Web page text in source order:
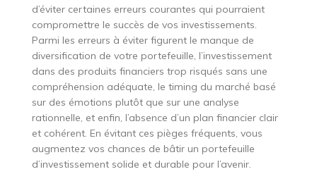
d’éviter certaines erreurs courantes qui pourraient
compromettre le succès de vos investissements.
Parmi les erreurs à éviter figurent le manque de
diversification de votre portefeuille, l’investissement
dans des produits financiers trop risqués sans une
compréhension adéquate, le timing du marché basé
sur des émotions plutôt que sur une analyse
rationnelle, et enfin, l’absence d’un plan financier clair
et cohérent. En évitant ces pièges fréquents, vous
augmentez vos chances de bâtir un portefeuille
d’investissement solide et durable pour l’avenir.